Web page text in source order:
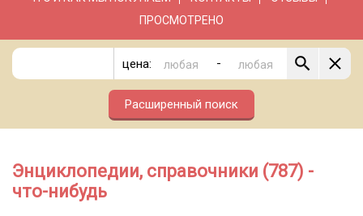
ПРОСМОТРЕНО
цена: -
Расширенный поиск
Энциклопедии, справочники (787) -
что-нибудь